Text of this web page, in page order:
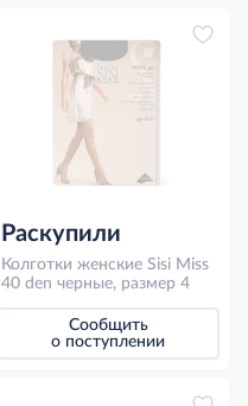
Раскупили
Колготки женские Sisi Miss
40 den черные, размер 4
Сообщить
о поступлении